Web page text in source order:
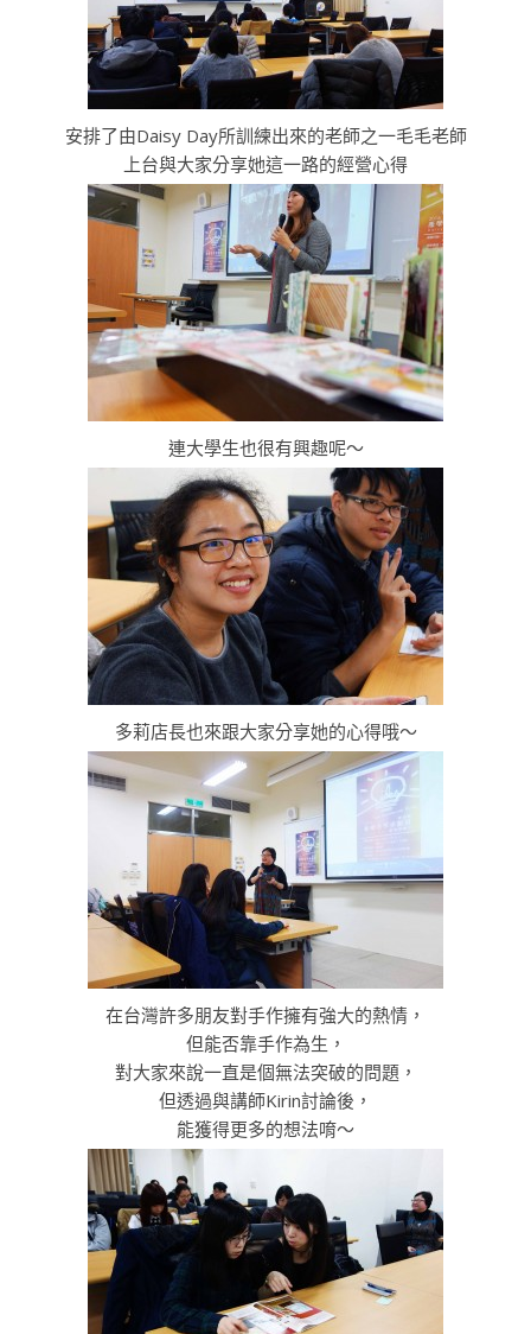
安排了由Daisy Day所訓練出來的老師之一毛毛老師
上台與大家分享她這一路的經營心得
連大學生也很有興趣呢～
多莉店長也來跟大家分享她的心得哦～
在台灣許多朋友對手作擁有強大的熱情，
但能否靠手作為生，
對大家來說一直是個無法突破的問題，
但透過與講師Kirin討論後，
能獲得更多的想法唷～